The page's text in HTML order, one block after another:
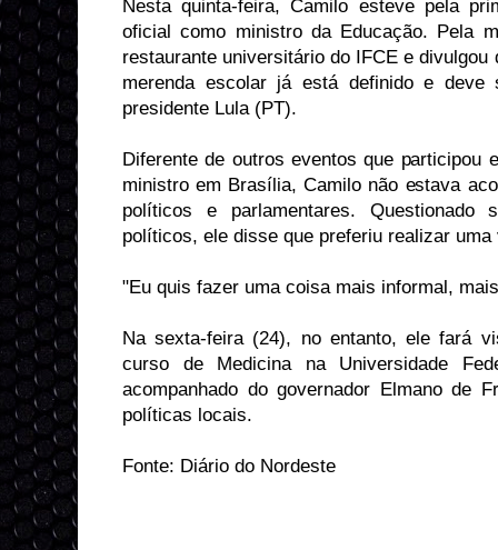
Nesta quinta-feira, Camilo esteve pela
oficial como ministro da Educação. Pela
restaurante universitário do IFCE e divulgou
merenda escolar já está definido e deve
presidente Lula (PT).
Diferente de outros eventos que participou
ministro em Brasília, Camilo não estava
políticos e parlamentares. Questionado
políticos, ele disse que preferiu realizar
"Eu quis fazer uma coisa mais informal,
Na sexta-feira (24), no entanto, ele fará
curso de Medicina na Universidade
acompanhado do governador Elmano de
políticas locais.
Fonte: Diário do Nordeste